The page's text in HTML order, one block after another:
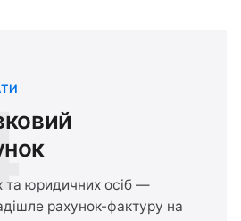
та юридичних осіб —
рахунок-фактуру на